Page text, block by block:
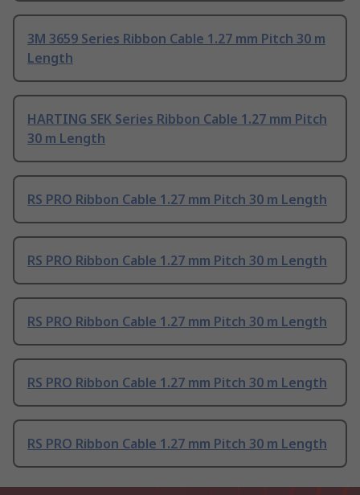
3M 3659 Series Ribbon Cable 1.27 mm Pitch 30 m
Length
HARTING SEK Series Ribbon Cable 1.27 mm Pitch
30 m Length
RS PRO Ribbon Cable 1.27 mm Pitch 30 m Length
RS PRO Ribbon Cable 1.27 mm Pitch 30 m Length
RS PRO Ribbon Cable 1.27 mm Pitch 30 m Length
RS PRO Ribbon Cable 1.27 mm Pitch 30 m Length
RS PRO Ribbon Cable 1.27 mm Pitch 30 m Length